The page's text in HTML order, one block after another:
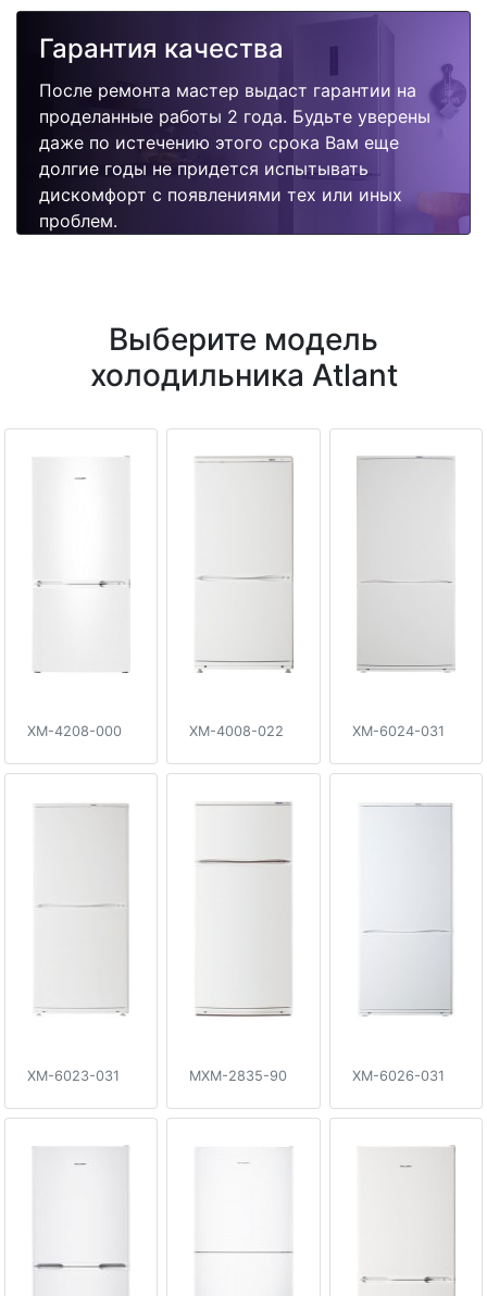
Гарантия качества
После ремонта мастер выдаст гарантии на
проделанные работы 2 года. Будьте уверены
даже по истечению этого срока Вам еще
долгие годы не придется испытывать
дискомфорт с появлениями тех или иных
проблем.
Выберите модель
холодильника Atlant
XM-4208-000 XM-4008-022 XM-6024-031
XM-6023-031 MXM-2835-90 XM-6026-031